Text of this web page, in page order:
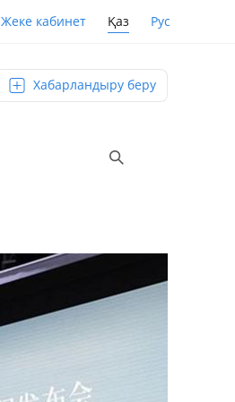
Жеке кабинет Қаз Рус
Хабарландыру беру